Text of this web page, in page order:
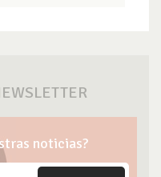
noticias?